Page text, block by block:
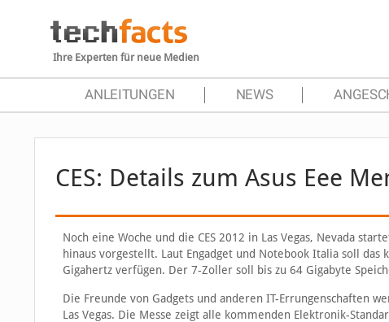
Ihre Experten für neue Medien
ANLEITUNGEN NEWS
CES: Details zum Asus Eee
Noch eine Woche und die CES 2012 in Las Vegas, Nevada
hinaus vorgestellt. Laut Engadget und Notebook Italia soll
Gigahertz verfügen. Der 7-Zoller soll bis zu 64 Gigabyte
Die Freunde von Gadgets und anderen IT-Errungenschaften
Las Vegas. Die Messe zeigt alle kommenden Elektronik-